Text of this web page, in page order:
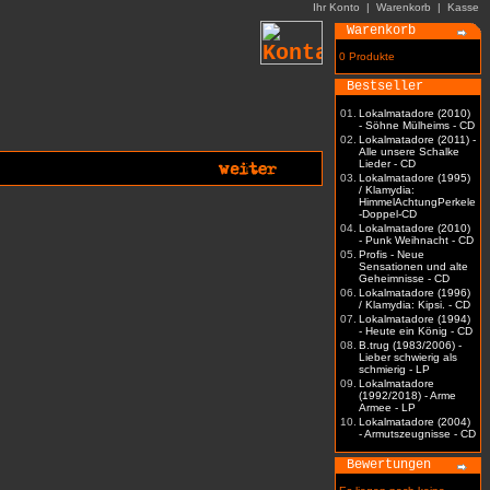
Ihr Konto | Warenkorb | Kasse
Warenkorb
0 Produkte
Bestseller
01.
Lokalmatadore (2010)
- Söhne Mülheims - CD
02. Lokalmatadore (2011) -
Alle unsere Schalke
Lieder - CD
03. Lokalmatadore (1995)
/ Klamydia:
HimmelAchtungPerkele
-Doppel-CD
04. Lokalmatadore (2010)
- Punk Weihnacht - CD
05. Profis - Neue
Sensationen und alte
Geheimnisse - CD
06. Lokalmatadore (1996)
/ Klamydia: Kipsi. - CD
07. Lokalmatadore (1994)
- Heute ein König - CD
08. B.trug (1983/2006) -
Lieber schwierig als
schmierig - LP
09. Lokalmatadore
(1992/2018) - Arme
Armee - LP
10. Lokalmatadore (2004)
- Armutszeugnisse - CD
Bewertungen